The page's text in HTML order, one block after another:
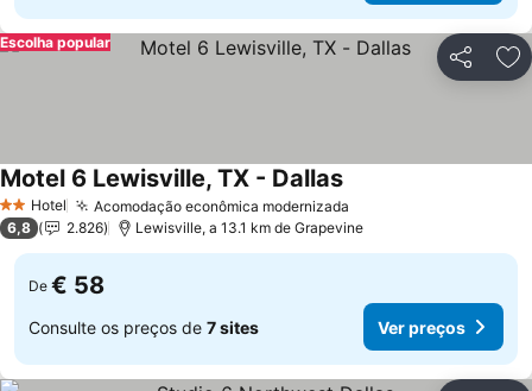
Partilhar
Escolha popular
2 Estrelas
Hotel Acomodação econômica modernizada
Motel 6 Lewisville, TX - DallasVer preços
6,8 2.826 Lewisville, a 13.1 km de Grapevine
De € 58
Consulte os preços de 7 sites Ver preços